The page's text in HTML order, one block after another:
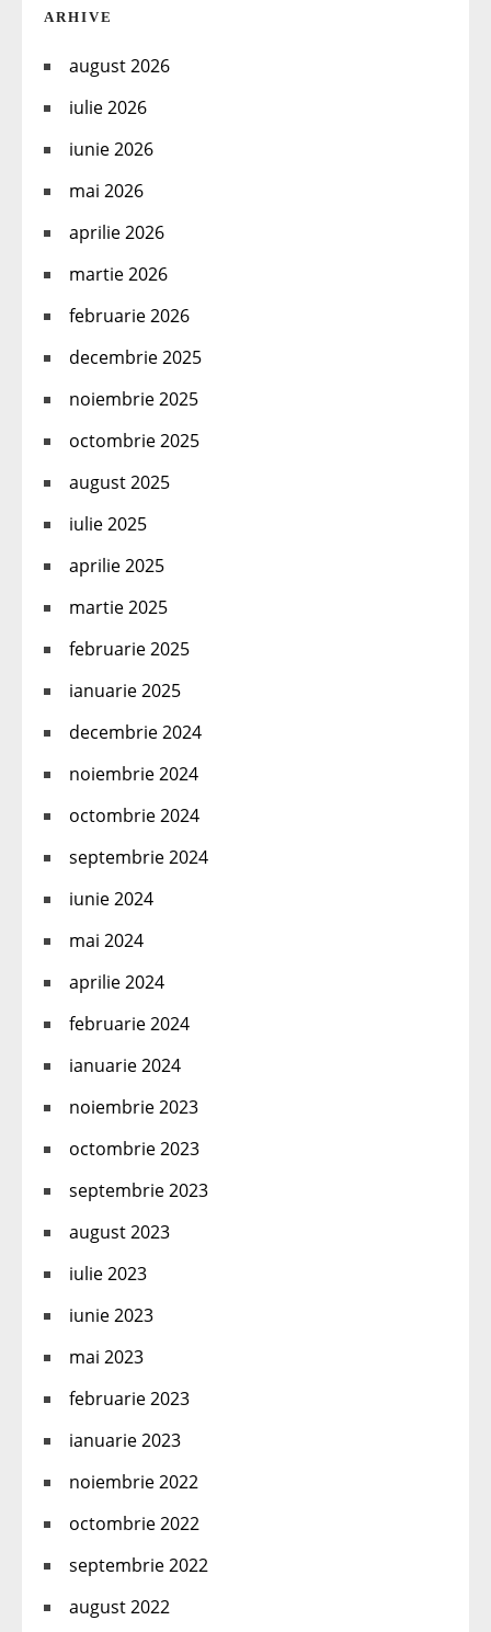
ARHIVE
august 2026
iulie 2026
iunie 2026
mai 2026
aprilie 2026
martie 2026
februarie 2026
decembrie 2025
noiembrie 2025
octombrie 2025
august 2025
iulie 2025
aprilie 2025
martie 2025
februarie 2025
ianuarie 2025
decembrie 2024
noiembrie 2024
octombrie 2024
septembrie 2024
iunie 2024
mai 2024
aprilie 2024
februarie 2024
ianuarie 2024
noiembrie 2023
octombrie 2023
septembrie 2023
august 2023
iulie 2023
iunie 2023
mai 2023
februarie 2023
ianuarie 2023
noiembrie 2022
octombrie 2022
septembrie 2022
august 2022